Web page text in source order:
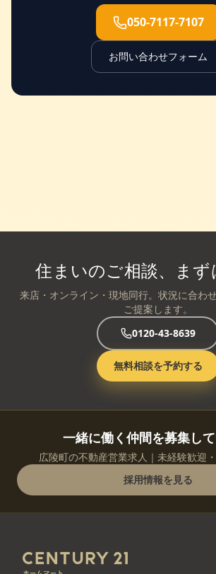
050-7117-7107
お問い合わせフォーム
住まいのご相談、まず
来店・オンライン・現地同行。状況に合わ
ご提案します。
0120-43-8639
無料相談を予約する
一緒に働く仲間を募集し
広陵町の不動産営業求人｜未経験歓迎
採用情報を見る